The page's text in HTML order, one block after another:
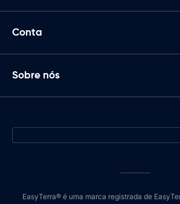
Conta
Sobre nós
EasyTerra® é uma marca registrada de